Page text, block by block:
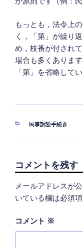
もっとも，法令上
く，「第」が繰り
め，枝番が付され
場合も多くありま
「第」を省略して
カ
民事訴訟手続き
コメントを残す
メールアドレスが
いている欄は必須
コメント ※